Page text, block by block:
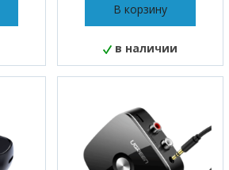
В корзину
в наличии